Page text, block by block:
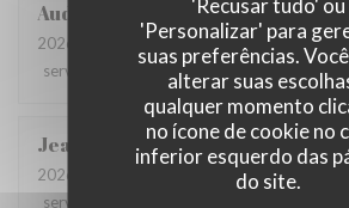
'Personalizar' para
suas preferências.
alterar suas
qualquer momento
no ícone de cookie no
inferior esquerdo das
do site.
Audrey
2026-06-22
- 19:30 - guests 6
service
ambience
Jean-ClaudeM
2026-06-25
- 12:30 - guests 2
service